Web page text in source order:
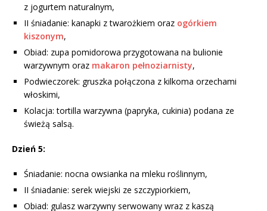
z jogurtem naturalnym,
II śniadanie: kanapki z twarożkiem oraz ogórkiem
kiszonym,
Obiad: zupa pomidorowa przygotowana na bulionie
warzywnym oraz makaron pełnoziarnisty,
Podwieczorek: gruszka połączona z kilkoma orzechami
włoskimi,
Kolacja: tortilla warzywna (papryka, cukinia) podana ze
świeżą salsą.
Dzień 5:
Śniadanie: nocna owsianka na mleku roślinnym,
II śniadanie: serek wiejski ze szczypiorkiem,
Obiad: gulasz warzywny serwowany wraz z kaszą